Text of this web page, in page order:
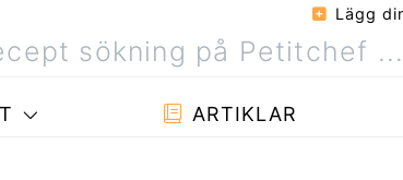
Lägg
ARTIKLAR